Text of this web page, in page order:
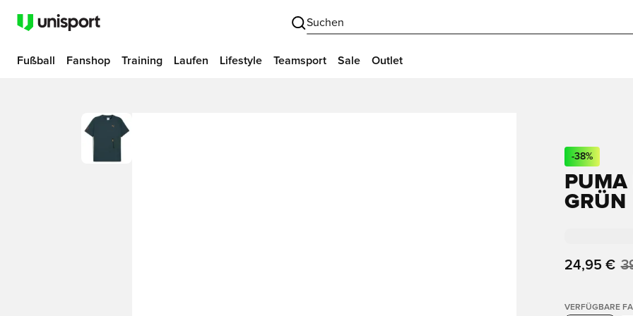
Suchen
Fußball Fanshop Training Laufen Lifestyle Teamsport Sale Outlet
-38%
GRÜN
24,95 €
VERFÜGBARE